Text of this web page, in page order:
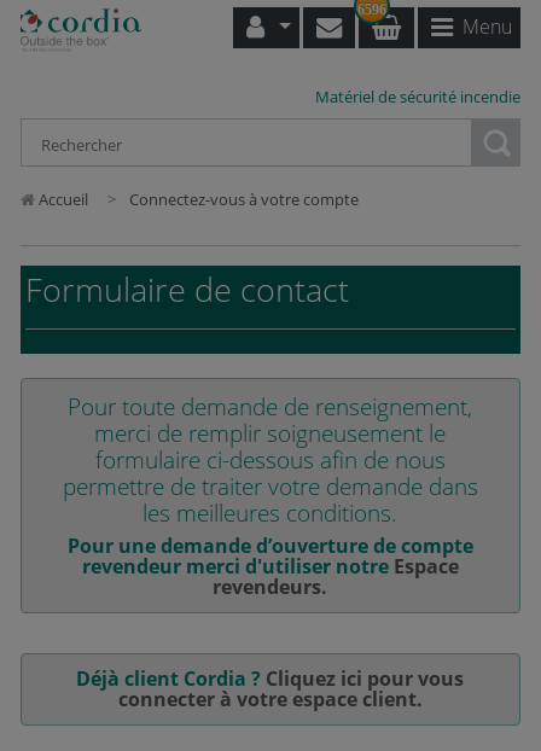
6596
Menu
Matériel de sécurité incendie
Accueil Connectez-vous à votre compte
Formulaire de contact
Pour toute demande de renseignement,
merci de remplir soigneusement le
formulaire ci-dessous afin de nous
permettre de traiter votre demande dans
les meilleures conditions.
Pour une demande d’ouverture de compte
revendeur merci d'utiliser notre Espace
revendeurs.
Déjà client Cordia ? Cliquez ici pour vous
connecter à votre espace client.